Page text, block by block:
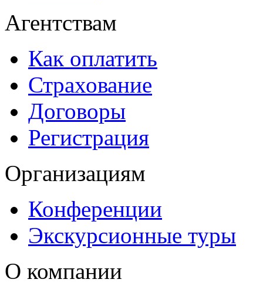
Агентствам
Как оплатить
Страхование
Договоры
Регистрация
Организациям
Конференции
Экскурсионные туры
О компании